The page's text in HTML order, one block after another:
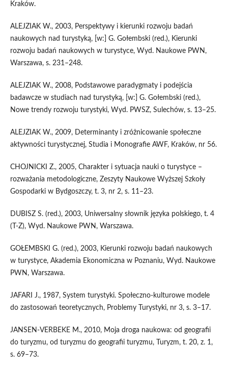
Kraków.
ALEJZIAK W., 2003, Perspektywy i kierunki rozwoju badań
naukowych nad turystyką, [w:] G. Gołembski (red.), Kierunki
rozwoju badań naukowych w turystyce, Wyd. Naukowe PWN,
Warszawa, s. 231–248.
ALEJZIAK W., 2008, Podstawowe paradygmaty i podejścia
badawcze w studiach nad turystyką, [w:] G. Gołembski (red.),
Nowe trendy rozwoju turystyki, Wyd. PWSZ, Sulechów, s. 13–25.
ALEJZIAK W., 2009, Determinanty i zróżnicowanie społeczne
aktywności turystycznej, Studia i Monografie AWF, Kraków, nr 56.
CHOJNICKI Z., 2005, Charakter i sytuacja nauki o turystyce –
rozważania metodologiczne, Zeszyty Naukowe Wyższej Szkoły
Gospodarki w Bydgoszczy, t. 3, nr 2, s. 11–23.
DUBISZ S. (red.), 2003, Uniwersalny słownik języka polskiego, t. 4
(T-Z), Wyd. Naukowe PWN, Warszawa.
GOŁEMBSKI G. (red.), 2003, Kierunki rozwoju badań naukowych
w turystyce, Akademia Ekonomiczna w Poznaniu, Wyd. Naukowe
PWN, Warszawa.
JAFARI J., 1987, System turystyki. Społeczno-kulturowe modele
do zastosowań teoretycznych, Problemy Turystyki, nr 3, s. 3–17.
JANSEN-VERBEKE M., 2010, Moja droga naukowa: od geografii
do turyzmu, od turyzmu do geografii turyzmu, Turyzm, t. 20, z. 1,
s. 69–73.